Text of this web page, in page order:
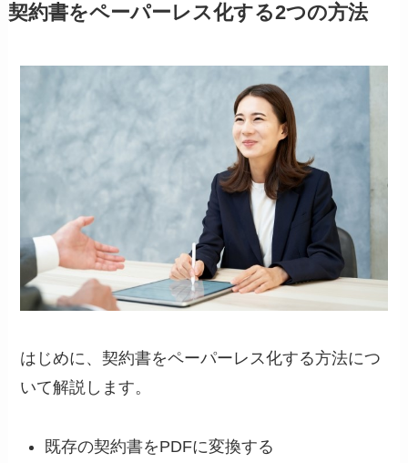
契約書をペーパーレス化する2つの方法
はじめに、契約書をペーパーレス化する方法につ
いて解説します。
既存の契約書をPDFに変換する